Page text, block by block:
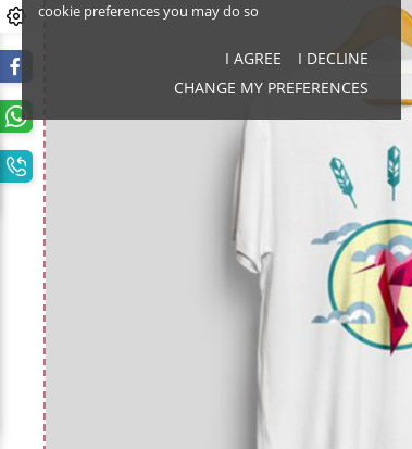
cookie preferences you may do so
I AGREE
I DECLINE
CHANGE MY PREFERENCES